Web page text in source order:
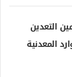
التعدين
المعدنية